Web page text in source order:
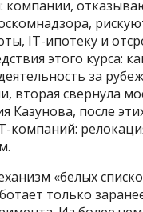
компании,
IT-ипотеку и
этого курса:
за
вторая свернула
Казунова, после
компаний:
«белых
только